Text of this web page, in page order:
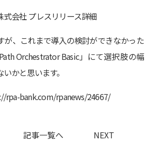
式会社 プレスリリース詳細
が、これまで導入の検討ができなかった
Orchestrator Basic」にて選択肢の幅
かと思います。
rpa-bank.com/rpanews/24667/
記事一覧へ NEXT